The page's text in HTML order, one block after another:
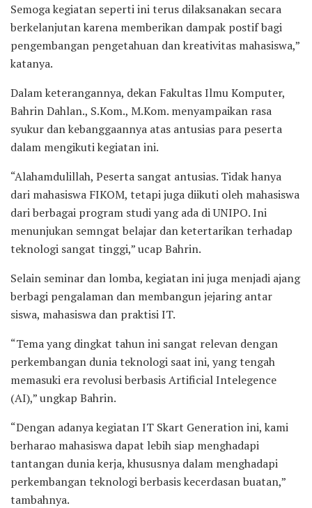
Semoga kegiatan seperti ini terus dilaksanakan secara
berkelanjutan karena memberikan dampak postif bagi
pengembangan pengetahuan dan kreativitas mahasiswa,”
katanya.
Dalam keterangannya, dekan Fakultas Ilmu Komputer,
Bahrin Dahlan., S.Kom., M.Kom. menyampaikan rasa
syukur dan kebanggaannya atas antusias para peserta
dalam mengikuti kegiatan ini.
“Alahamdulillah, Peserta sangat antusias. Tidak hanya
dari mahasiswa FIKOM, tetapi juga diikuti oleh mahasiswa
dari berbagai program studi yang ada di UNIPO. Ini
menunjukan semngat belajar dan ketertarikan terhadap
teknologi sangat tinggi,” ucap Bahrin.
Selain seminar dan lomba, kegiatan ini juga menjadi ajang
berbagi pengalaman dan membangun jejaring antar
siswa, mahasiswa dan praktisi IT.
“Tema yang dingkat tahun ini sangat relevan dengan
perkembangan dunia teknologi saat ini, yang tengah
memasuki era revolusi berbasis Artificial Intelegence
(AI),” ungkap Bahrin.
“Dengan adanya kegiatan IT Skart Generation ini, kami
berharao mahasiswa dapat lebih siap menghadapi
tantangan dunia kerja, khususnya dalam menghadapi
perkembangan teknologi berbasis kecerdasan buatan,”
tambahnya.